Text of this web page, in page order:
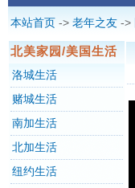
本站首页 -> 老年之友 ->
北美家园/美国生活
洛城生活
赌城生活
南加生活
北加生活
纽约生活